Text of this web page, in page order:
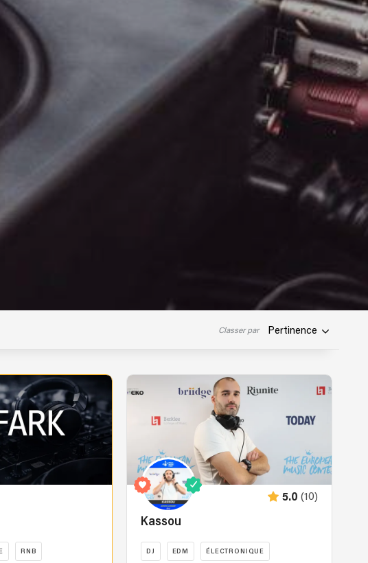
Classer par Pertinence
RNB
5.0 (10)
Kassou
DJ EDM ÉLECTRONIQUE